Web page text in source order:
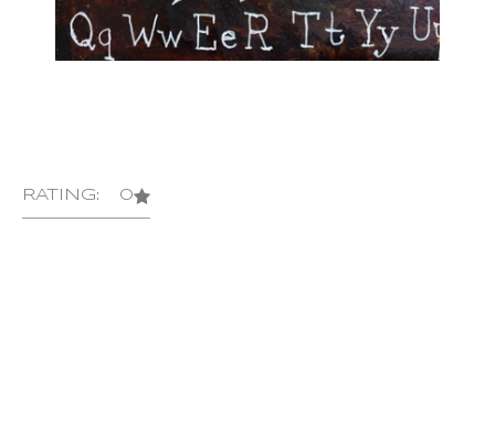
RATING: 0